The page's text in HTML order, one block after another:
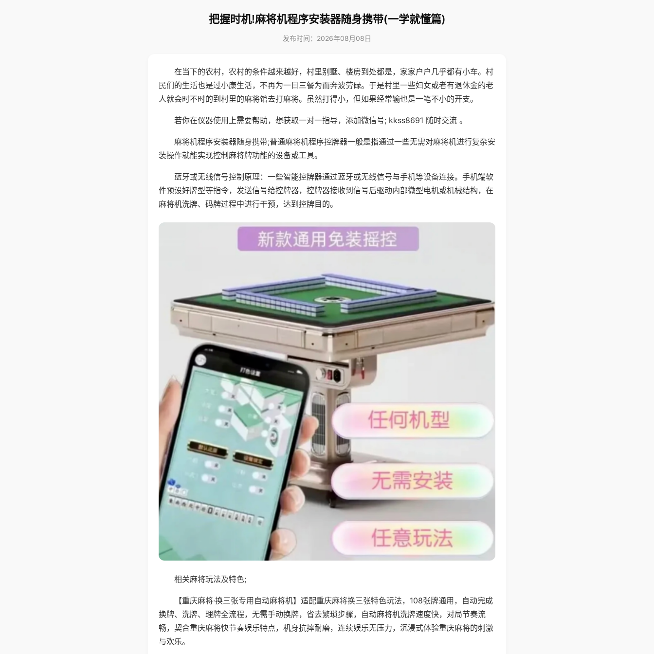
把握时机!麻将机程序安装器随身携带(一学就懂篇)
发布时间：2026年08月08日
在当下的农村，农村的条件越来越好，村里别墅、楼房到处都是，家家户户几乎都有小车。村
民们的生活也是过小康生活，不再为一日三餐为而奔波劳碌。于是村里一些妇女或者有退休金的老
人就会时不时的到村里的麻将馆去打麻将。虽然打得小，但如果经常输也是一笔不小的开支。
若你在仪器使用上需要帮助，想获取一对一指导，添加微信号; kkss8691 随时交流 。
麻将机程序安装器随身携带;普通麻将机程序控牌器一般是指通过一些无需对麻将机进行复杂安
装操作就能实现控制麻将牌功能的设备或工具。
蓝牙或无线信号控制原理：一些智能控牌器通过蓝牙或无线信号与手机等设备连接。手机端软
件预设好牌型等指令，发送信号给控牌器，控牌器接收到信号后驱动内部微型电机或机械结构，在
麻将机洗牌、码牌过程中进行干预，达到控牌目的。
相关麻将玩法及特色;
【重庆麻将·换三张专用自动麻将机】适配重庆麻将换三张特色玩法，108张牌通用，自动完成
换牌、洗牌、理牌全流程，无需手动换牌，省去繁琐步骤，自动麻将机洗牌速度快，对局节奏流
畅，契合重庆麻将快节奏娱乐特点，机身抗摔耐磨，连续娱乐无压力，沉浸式体验重庆麻将的刺激
与欢乐。